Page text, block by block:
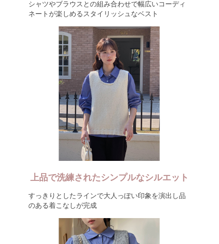
シャツやブラウスとの組み合わせで幅広いコーディ
ネートが楽しめるスタイリッシュなベスト
上品で洗練されたシンプルなシルエット
すっきりとしたラインで大人っぽい印象を演出し品
のある着こなしが完成